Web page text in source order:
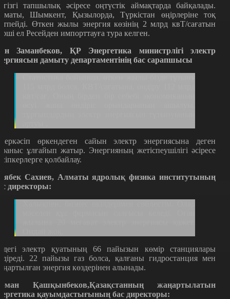
тапшылық әсіресе оңтүстік аймақтарда байқалады.
Шымкент, Қызылорда, Түркістан өңірлеріне тоқ
Өткен жылы энергия көзінің 2 млрд квТ/сағатын
ел Ресейден импорттауға тура келген.
Заманбеков, ҚР Энергетика министрлігі электр
дамыту департаментінің бас сарапшысы
өркендеген сайын электр энергиясына деген
ұлғайып жатыр. Энергияның жетіспеушілігі әсіресе
қолбайлау.
Сахиев, Алматы ядролық физика институтының
директоры:
электр қуатының 66 пайызын көмір станциялары
22 пайызы газ болса, қалғаны гидростанция мен
энергия көздерінен алынады.
Қашқынбеков,Қазақстанның жаңартылатын
қауымдастығының бас директоры: